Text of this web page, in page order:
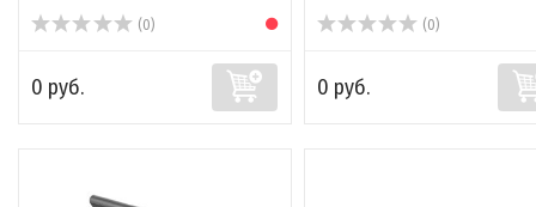
(0)
0 руб.
(0)
0 руб.